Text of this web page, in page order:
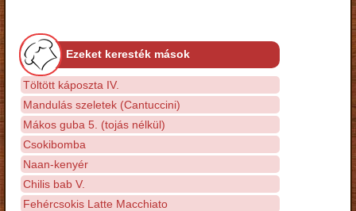
Ezeket keresték mások
Töltött káposzta IV.
Mandulás szeletek (Cantuccini)
Mákos guba 5. (tojás nélkül)
Csokibomba
Naan-kenyér
Chilis bab V.
Fehércsokis Latte Macchiato